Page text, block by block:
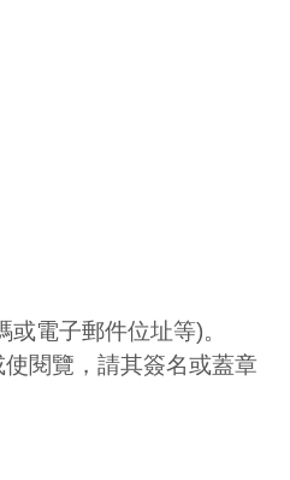
電子郵件位址等)。
閱覽，請其簽名或蓋章